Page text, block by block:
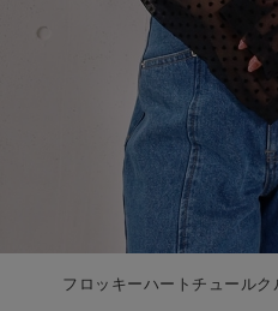
フロッキーハートチュール